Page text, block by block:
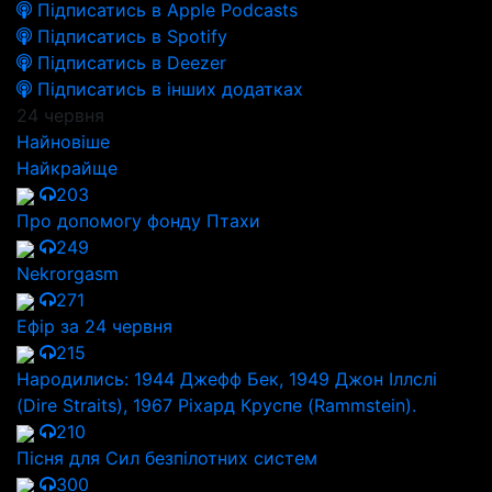
Підписатись в Apple Podcasts
Підписатись в Spotify
Підписатись в Deezer
Підписатись в інших додатках
24 червня
Найновіше
Найкрайще
203
Про допомогу фонду Птахи
249
Nekrorgasm
271
Ефір за 24 червня
215
Народились: 1944 Джефф Бек, 1949 Джон Іллслі
(Dire Straits), 1967 Ріхард Круспе (Rammstein).
210
Пісня для Сил безпілотних систем
300